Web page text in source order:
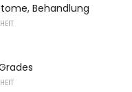
Behandlung